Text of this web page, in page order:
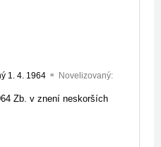
1. 4. 1964
Novelizovaný:
Zb. v znení neskorších